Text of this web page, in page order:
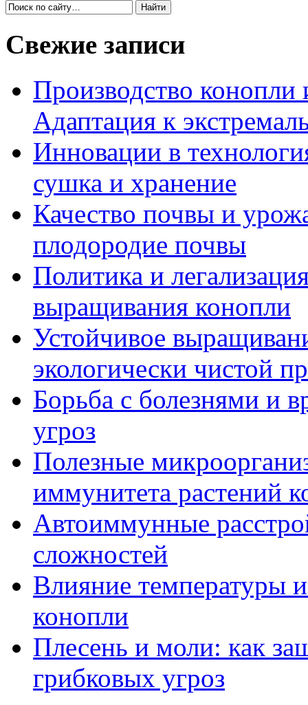
Свежие записи
Производство конопли
Адаптация к
Инновации в
сушка и хранение
Качество почвы и
плодородие почвы
Политика и
выращивания конопли
Устойчивое
экологически чистой
Борьба с болезнями и
угроз
Полезные
иммунитета растений
Автоиммунные
сложностей
Влияние температуры
конопли
Плесень и моли: как
грибковых угроз